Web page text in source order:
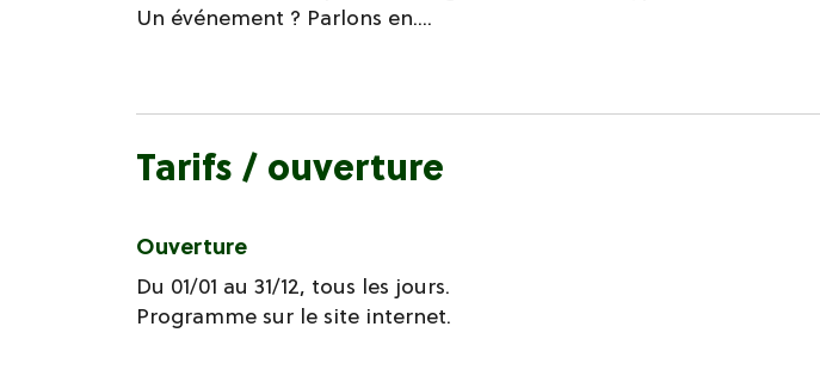
Un événement ? Parlons en....
Tarifs / ouverture
Ouverture
Du 01/01 au 31/12, tous les jours.
Programme sur le site internet.